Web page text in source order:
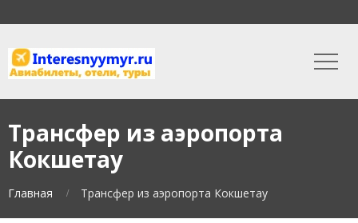
Трансфер из аэропорта
Кокшетау
Главная Трансфер из аэропорта Кокшетау